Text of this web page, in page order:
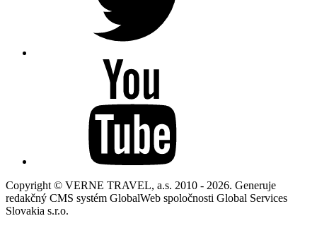
Copyright © VERNE TRAVEL, a.s. 2010 - 2026. Generuje
redakčný CMS systém GlobalWeb spoločnosti Global Services
Slovakia s.r.o.